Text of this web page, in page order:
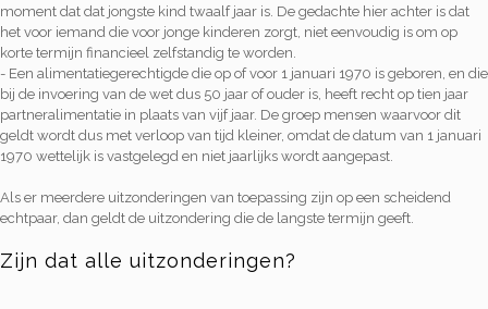
moment dat dat jongste kind twaalf jaar is. De gedachte hier achter is dat
het voor iemand die voor jonge kinderen zorgt, niet eenvoudig is om op
korte termijn financieel zelfstandig te worden.
- Een alimentatiegerechtigde die op of voor 1 januari 1970 is geboren, en die
bij de invoering van de wet dus 50 jaar of ouder is, heeft recht op tien jaar
partneralimentatie in plaats van vijf jaar. De groep mensen waarvoor dit
geldt wordt dus met verloop van tijd kleiner, omdat de datum van 1 januari
1970 wettelijk is vastgelegd en niet jaarlijks wordt aangepast.
Als er meerdere uitzonderingen van toepassing zijn op een scheidend
echtpaar, dan geldt de uitzondering die de langste termijn geeft.
Zijn dat alle uitzonderingen?